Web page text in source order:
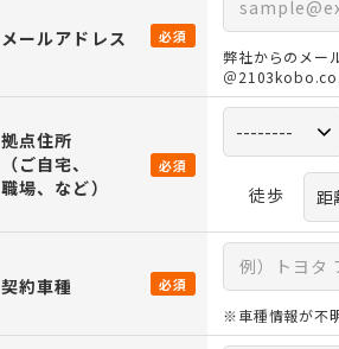
メールアドレス 必須
弊社からのメー
＠
拠点住所
（ご自宅、
職場、など）
必須
徒歩
契約車種 必須
※車種情報が不